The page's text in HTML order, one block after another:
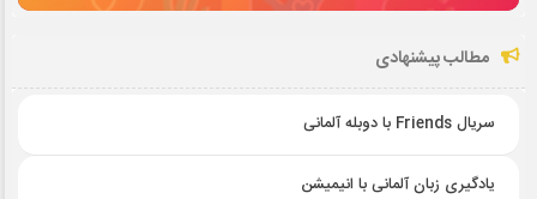
مطالب پیشنهادی
سریال Friends با دوبله آلمانی
یادگیری زبان آلمانی با انیمیشن